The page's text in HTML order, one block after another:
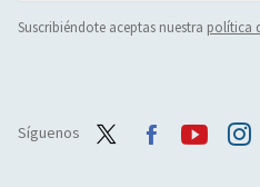
Suscribiéndote aceptas nuestra política
Síguenos